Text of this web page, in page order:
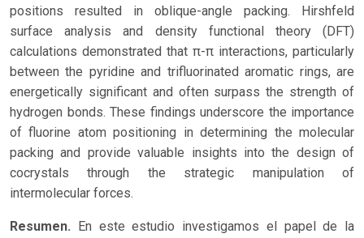
positions resulted in oblique-angle packing. Hirshfeld
surface analysis and density functional theory (DFT)
calculations demonstrated that π-π interactions, particularly
between the pyridine and trifluorinated aromatic rings, are
energetically significant and often surpass the strength of
hydrogen bonds. These findings underscore the importance
of fluorine atom positioning in determining the molecular
packing and provide valuable insights into the design of
cocrystals through the strategic manipulation of
intermolecular forces.
Resumen.
En este estudio investigamos el papel de la